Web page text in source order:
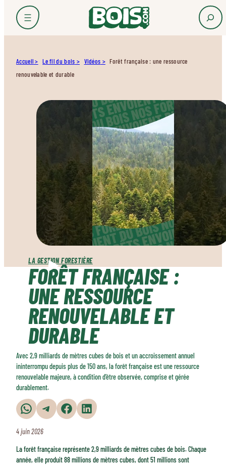
Accueil Le fil du bois Vidéos
Forêt française : une ressource
renouvelable et durable
LA GESTION FORESTIÈRE
FORÊT FRANÇAISE :
UNE RESSOURCE
RENOUVELABLE ET
DURABLE
Avec 2,9 milliards de mètres cubes de bois et un accroissement annuel
ininterrompu depuis plus de 150 ans, la forêt française est une ressource
renouvelable majeure, à condition d’être observée, comprise et gérée
durablement.
Partager sur WhatsApp Partager sur Telegram Partager sur Facebook Partager sur LinkedIn
4 juin 2026
La forêt française représente 2,9 milliards de mètres cubes de bois. Chaque
année, elle produit 88 millions de mètres cubes, dont 51 millions sont